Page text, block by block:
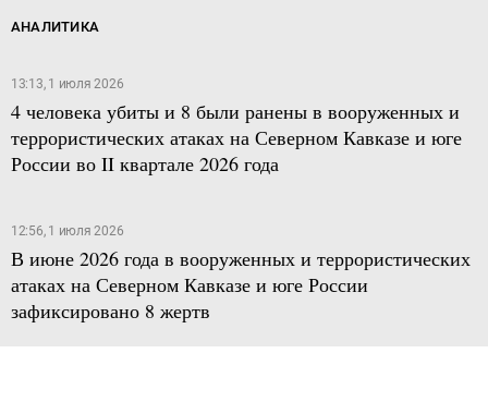
АНАЛИТИКА
13:13, 1 июля 2026
4 человека убиты и 8 были ранены в вооруженных и
террористических атаках на Северном Кавказе и юге
России во II квартале 2026 года
12:56, 1 июля 2026
В июне 2026 года в вооруженных и террористических
атаках на Северном Кавказе и юге России
зафиксировано 8 жертв